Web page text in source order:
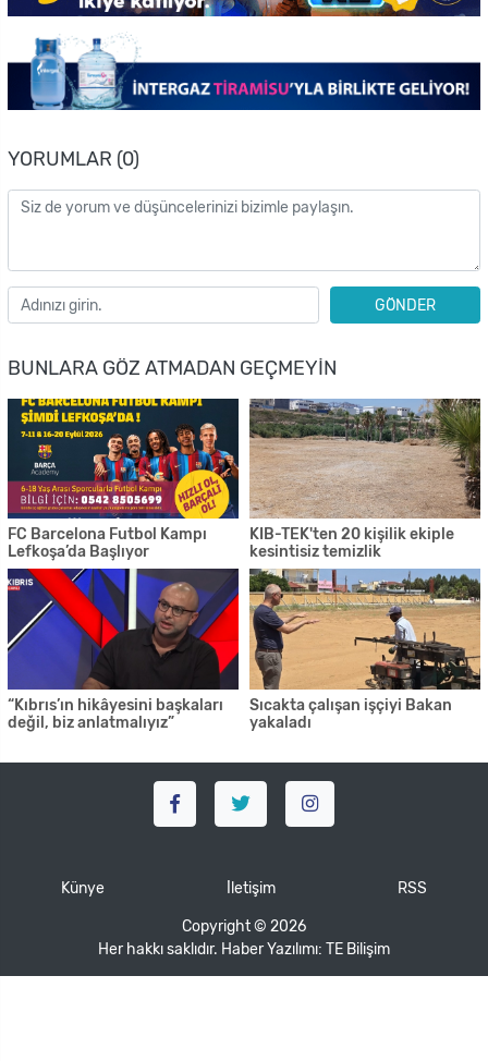
YORUMLAR (0)
GÖNDER
BUNLARA GÖZ ATMADAN GEÇMEYIN
FC Barcelona Futbol Kampı
Lefkoşa’da Başlıyor
KIB-TEK'ten 20 kişilik ekiple
kesintisiz temizlik
“Kıbrıs’ın hikâyesini başkaları
değil, biz anlatmalıyız”
Sıcakta çalışan işçiyi Bakan
yakaladı
Künye İletişim RSS
Copyright © 2026
Her hakkı saklıdır. Haber Yazılımı: TE Bilişim